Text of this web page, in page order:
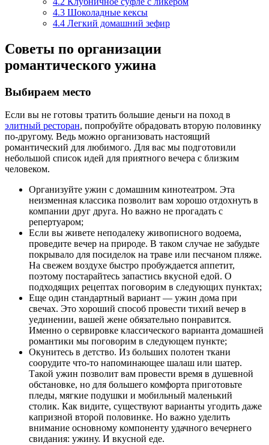
4.3 Шоколадные кексы
4.4 Легкий домашний зефир
Советы по организации
романтического ужина
Выбираем место
Если вы не готовы тратить большие деньги на поход в
элитный ресторан, попробуйте обрадовать вторую половинку
по-другому. Ведь можно организовать настоящий
романтический для любимого. Для вас мы подготовили
небольшой список идей для приятного вечера с близким
человеком.
Организуйте ужин с домашним кинотеатром. Эта
неизменная классика позволит вам хорошо отдохнуть в
компании друг друга. Но важно не прогадать с
репертуаром;
Если вы живете неподалеку живописного водоема,
проведите вечер на природе. В таком случае не забудьте
покрывало для посиделок на траве или песчаном пляже.
На свежем воздухе быстро пробуждается аппетит,
поэтому постарайтесь запастись вкусной едой. О
подходящих рецептах поговорим в следующих пунктах;
Еще один стандартный вариант — ужин дома при
свечах. Это хороший способ провести тихий вечер в
уединении, вашей жене обязательно понравится.
Именно о сервировке классического варианта домашней
романтики мы поговорим в следующем пункте;
Окунитесь в детство. Из больших полотен ткани
соорудите что-то напоминающее шалаш или шатер.
Такой ужин позволит вам провести время в душевной
обстановке, но для большего комфорта приготовьте
пледы, мягкие подушки и мобильный маленький
столик. Как видите, существуют варианты угодить даже
капризной второй половинке. Но важно уделить
внимание основному компоненту удачного вечернего
свидания: ужину. И вкусной еде.